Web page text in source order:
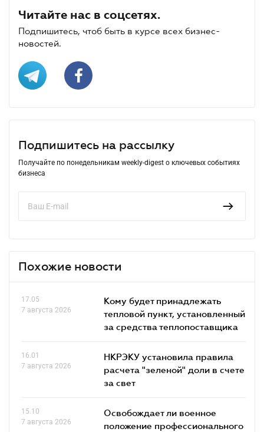
Читайте нас в соцсетях.
Подпишитесь, чтоб быть в курсе всех бизнес-
новостей.
Подпишитесь на рассылку
Получайте по понедельникам weekly-digest о ключевых событиях
бизнеса
Похожие новости
17.05
7 августа 2026
Кому будет принадлежать
тепловой пункт, установленный
за средства теплопоставщика
16.01
7 августа 2026
НКРЭКУ установила правила
расчета "зеленой" доли в счете
за свет
15.10
7 августа 2026
Освобождает ли военное
положение профессионального